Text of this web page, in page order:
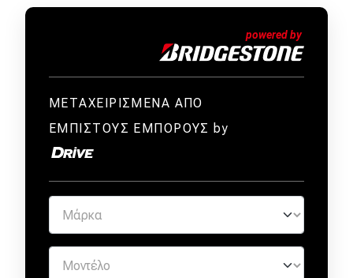
ΜΕΤΑΧΕΙΡΙΣΜΕΝΑ ΑΠΟ
ΕΜΠΙΣΤΟΥΣ ΕΜΠΟΡΟΥΣ by